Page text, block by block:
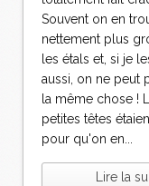
Souvent on en
nettement plus
les étals et, si je
aussi, on ne peut
la même chose !
petites têtes
pour qu'on en...
Lire la